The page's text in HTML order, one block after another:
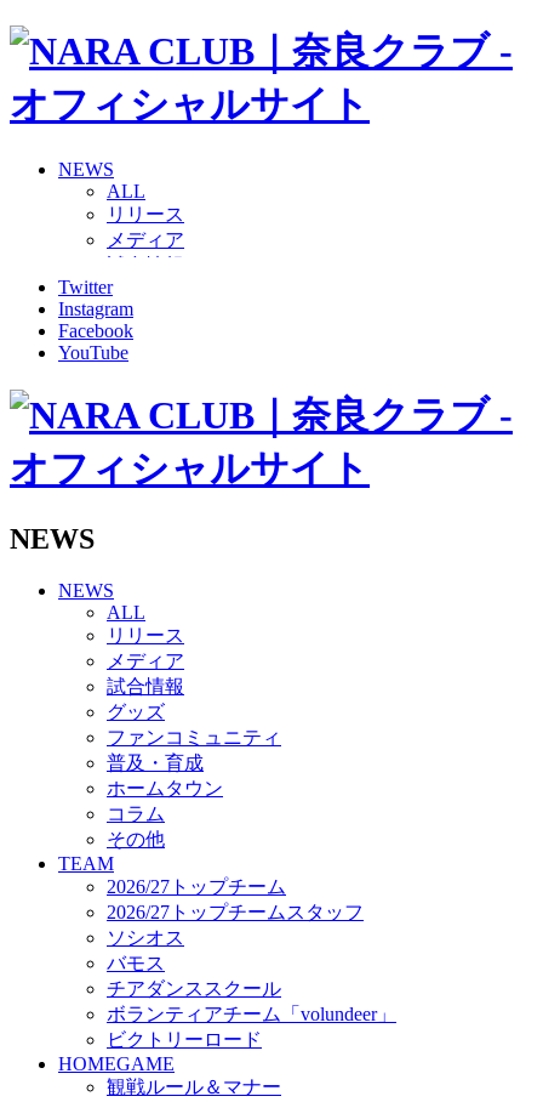
NEWS
ALL
リリース
メディア
グッズ
ファンコミュニティ
普及・育成
ホームタウン
その他
2026/27トップチーム
2026/27トップチームスタッフ
ボランティアチーム「volundeer」
ビクトリーロード
HOMEGAME
観戦ルール＆マナー
ホームゲーム運営管理規定
Jリーグ運営管理規定
写真・動画使用ガイドライン
ロートフィールド奈良
SCHEDULE
2026/27
練習見学時のファンサービスについて
TICKET
奈良クラブ明治安田J3リーグ2026/27シーズン試
合観戦チケット
奈良クラブ明治安田Ｊ3リーグ 2026/27シーズン
「鹿パス」
観戦ルール＆マナー
FANCOMMUNITY
2026/27ファンコミュニティ
サポートショップ
GOODS
Twitter
Instagram
Facebook
YouTube
NEWS
NEWS
ALL
リリース
メディア
試合情報
グッズ
ファンコミュニティ
普及・育成
ホームタウン
コラム
その他
TEAM
2026/27トップチーム
2026/27トップチームスタッフ
ソシオス
バモス
チアダンススクール
ボランティアチーム「volundeer」
ビクトリーロード
HOMEGAME
観戦ルール＆マナー